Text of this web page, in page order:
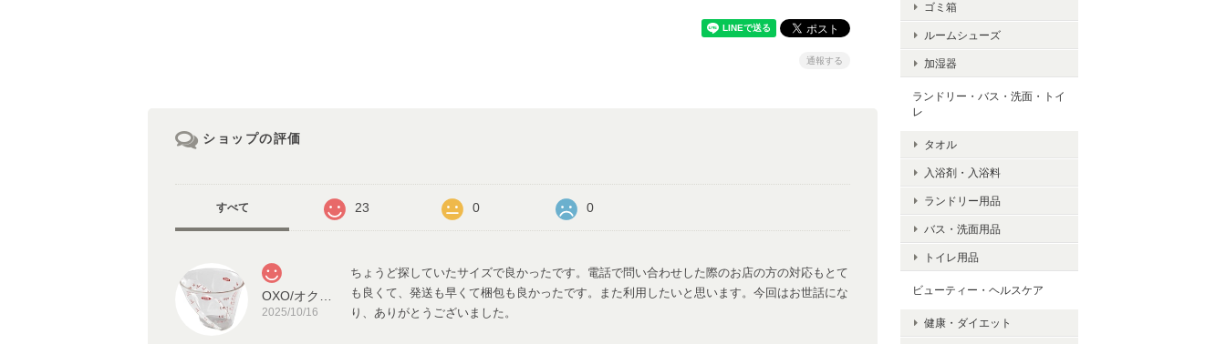
通報する
ショップの評価
すべて 23 0 0
2025/10/16
ちょうど探していたサイズで良かったです。電話で問い合わせした際のお店の方の対応もとて
も良くて、発送も早くて梱包も良かったです。また利用したいと思います。今回はお世話にな
り、ありがとうございました。
ゴミ箱
ルームシューズ
加湿器
ランドリー・バス・洗面・トイ
レ
タオル
入浴剤・入浴料
ランドリー用品
バス・洗面用品
トイレ用品
ビューティー・ヘルスケア
健康・ダイエット